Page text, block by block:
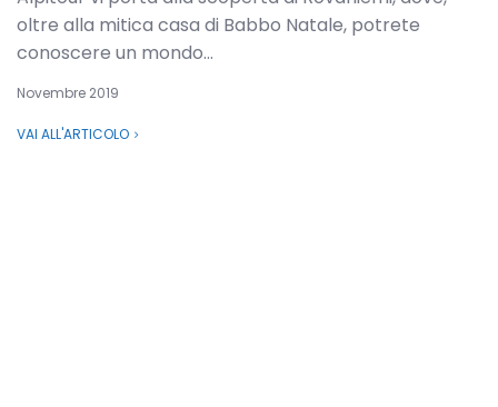
oltre alla mitica casa di Babbo Natale, potrete
conoscere un mondo...
Novembre 2019
VAI ALL'ARTICOLO